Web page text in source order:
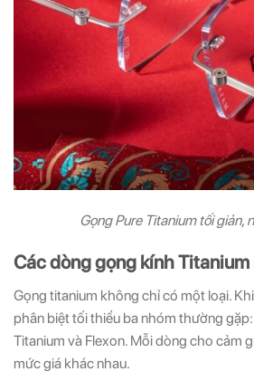
Gọng Pure Titanium tối giản,
Các dòng gọng kính
Gọng titanium không chỉ có một loại.
phân biệt tối thiểu ba nhóm thường
Titanium và Flexon. Mỗi dòng cho cảm
mức giá khác nhau.